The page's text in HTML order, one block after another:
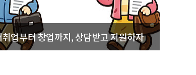
취업부터 창업까지, 상담받고 지원하자